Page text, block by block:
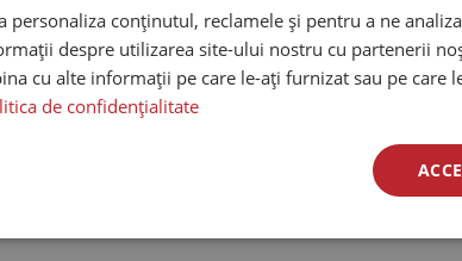
personaliza conținutul, reclamele și pentru a ne
despre utilizarea site-ului nostru cu partenerii
cu alte informații pe care le-ați furnizat sau pe care
de confidențialitate